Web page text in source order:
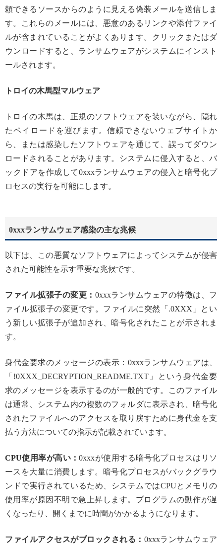
頼できるソースからのように見える偽装メールを送信しま
す。これらのメールには、悪意のあるリンクや添付ファイ
ルが含まれていることがよくあります。クリックまたはダ
ウンロードすると、ランサムウェアがシステムにインスト
ールされます。
トロイの木馬型マルウェア
トロイの木馬は、正規のソフトウェアを装いながら、隠れ
たペイロードを運びます。信頼できないウェブサイトか
ら、または感染したソフトウェアを通じて、誤ってダウン
ロードされることがあります。システムに侵入すると、バ
ックドアを作成して0xxxランサムウェアの侵入と暗号化プ
ロセスの実行を可能にします。
0xxxランサムウェア感染の主な兆候
以下は、この悪質なソフトウェアによってシステムが侵害
された可能性を示す重要な兆候です。
ファイル拡張子の変更： 0xxxランサムウェアの特徴は、フ
ァイル拡張子の変更です。ファイルに突然「.0XXX」とい
う新しい拡張子が追加され、暗号化されたことが示されま
す。
身代金要求のメッセージの表示：0xxxランサムウェアは、
「!0XXX_DECRYPTION_README.TXT」という身代金要
求のメッセージを表示するのが一般的です。このファイル
は通常、システム内の複数のフォルダに表示され、暗号化
されたファイルへのアクセスを取り戻すために身代金を支
払う方法についての指示が記載されています。
CPU使用率が高い：0xxxが使用する暗号化プロセスはリソ
ースを大量に消費します。暗号化プロセスがバックグラウ
ンドで実行されているため、システムではCPUとメモリの
使用率が原因不明で急上昇します。プログラムの動作が遅
くなったり、開くまでに時間がかかるようになります。
ファイルアクセスがブロックされる： 0xxxランサムウェア